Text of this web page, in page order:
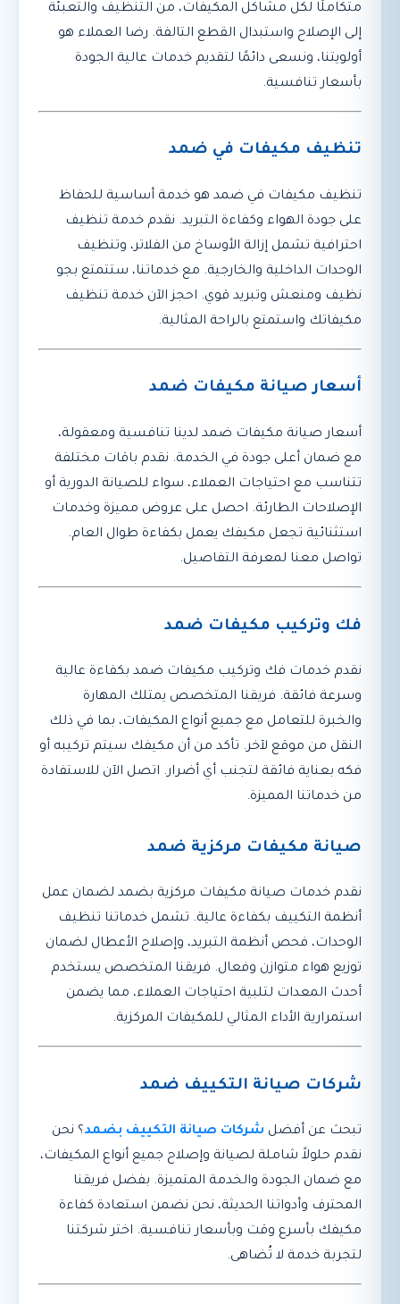
متكاملًا لكل مشاكل المكيفات، من التنظيف والتعبئة
إلى الإصلاح واستبدال القطع التالفة. رضا العملاء هو
أولويتنا، ونسعى دائمًا لتقديم خدمات عالية الجودة
بأسعار تنافسية.
تنظيف مكيفات في ضمد
تنظيف مكيفات في ضمد هو خدمة أساسية للحفاظ
على جودة الهواء وكفاءة التبريد. نقدم خدمة تنظيف
احترافية تشمل إزالة الأوساخ من الفلاتر، وتنظيف
الوحدات الداخلية والخارجية. مع خدماتنا، ستتمتع بجو
نظيف ومنعش وتبريد قوي. احجز الآن خدمة تنظيف
مكيفاتك واستمتع بالراحة المثالية.
أسعار صيانة مكيفات ضمد
أسعار صيانة مكيفات ضمد لدينا تنافسية ومعقولة،
مع ضمان أعلى جودة في الخدمة. نقدم باقات مختلفة
تتناسب مع احتياجات العملاء، سواء للصيانة الدورية أو
الإصلاحات الطارئة. احصل على عروض مميزة وخدمات
استثنائية تجعل مكيفك يعمل بكفاءة طوال العام.
تواصل معنا لمعرفة التفاصيل.
فك وتركيب مكيفات ضمد
نقدم خدمات فك وتركيب مكيفات ضمد بكفاءة عالية
وسرعة فائقة. فريقنا المتخصص يمتلك المهارة
والخبرة للتعامل مع جميع أنواع المكيفات، بما في ذلك
النقل من موقع لآخر. تأكد من أن مكيفك سيتم تركيبه أو
فكه بعناية فائقة لتجنب أي أضرار. اتصل الآن للاستفادة
من خدماتنا المميزة.
صيانة مكيفات مركزية ضمد
نقدم خدمات صيانة مكيفات مركزية بضمد لضمان عمل
أنظمة التكييف بكفاءة عالية. تشمل خدماتنا تنظيف
الوحدات، فحص أنظمة التبريد، وإصلاح الأعطال لضمان
توزيع هواء متوازن وفعال. فريقنا المتخصص يستخدم
أحدث المعدات لتلبية احتياجات العملاء، مما يضمن
استمرارية الأداء المثالي للمكيفات المركزية.
شركات صيانة التكييف ضمد
تبحث عن أفضل شركات صيانة التكييف بضمد؟ نحن
نقدم حلولاً شاملة لصيانة وإصلاح جميع أنواع المكيفات،
مع ضمان الجودة والخدمة المتميزة. بفضل فريقنا
المحترف وأدواتنا الحديثة، نحن نضمن استعادة كفاءة
مكيفك بأسرع وقت وبأسعار تنافسية. اختر شركتنا
لتجربة خدمة لا تُضاهى.